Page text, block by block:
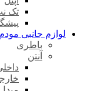
تک
لوازم جانبی مودم
باطری
آنتن